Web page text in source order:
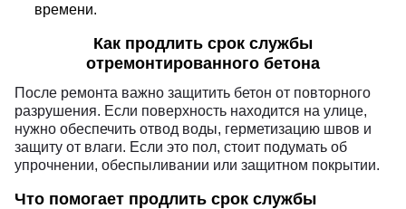
времени.
Как продлить срок службы
отремонтированного бетона
После ремонта важно защитить бетон от повторного
разрушения. Если поверхность находится на улице,
нужно обеспечить отвод воды, герметизацию швов и
защиту от влаги. Если это пол, стоит подумать об
упрочнении, обеспыливании или защитном покрытии.
Что помогает продлить срок службы